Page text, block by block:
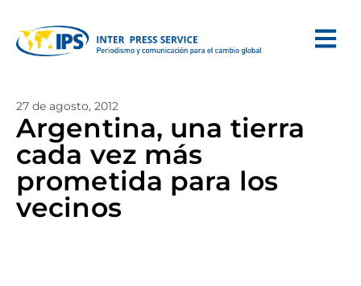
27 de agosto, 2012
Argentina, una tierra
cada vez más
prometida para los
vecinos